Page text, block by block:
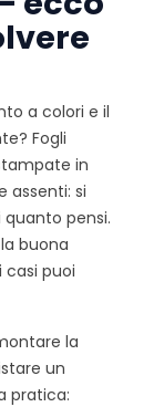
a colori e il
Fogli
in
assenti: si
pensi.
buona
puoi
la
un
pratica: